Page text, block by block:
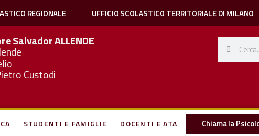
REGIONALE UFFICIO SCOLASTICO TERRITORIALE DI MILANO
SalvadorALLENDE
Custodi
STUDENTI E FAMIGLIE DOCENTI E ATA Chiama la